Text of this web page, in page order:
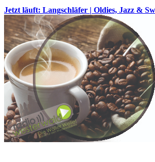
Jetzt läuft: Langschläfer | Oldies, Jazz &